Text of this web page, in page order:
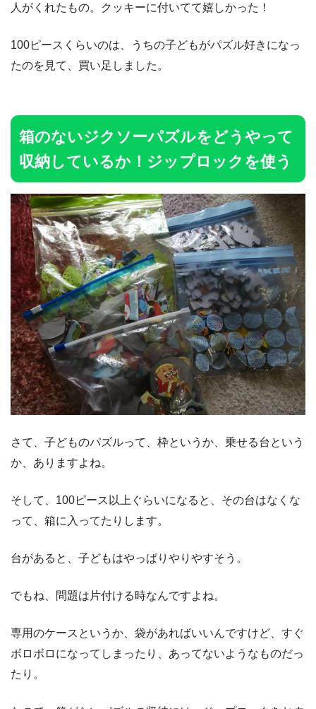
人がくれたもの。クッキーに付いてて嬉しかった！
100ピースくらいのは、うちの子どもがパズル好きになっ
たのを見て、買い足しました。
箱のないジクソーパズルをどうやって
収納しているか！ジップロックを使う
さて、子どものパズルって、枠というか、乗せる台という
か、ありますよね。
そして、100ピース以上ぐらいになると、その台はなくな
って、箱に入ってたりします。
台があると、子どもはやっぱりやりやすそう。
でもね、問題は片付ける時なんですよね。
専用のケースというか、袋があればいいんですけど、すぐ
ボロボロになってしまったり、あってないようなものだっ
たり。